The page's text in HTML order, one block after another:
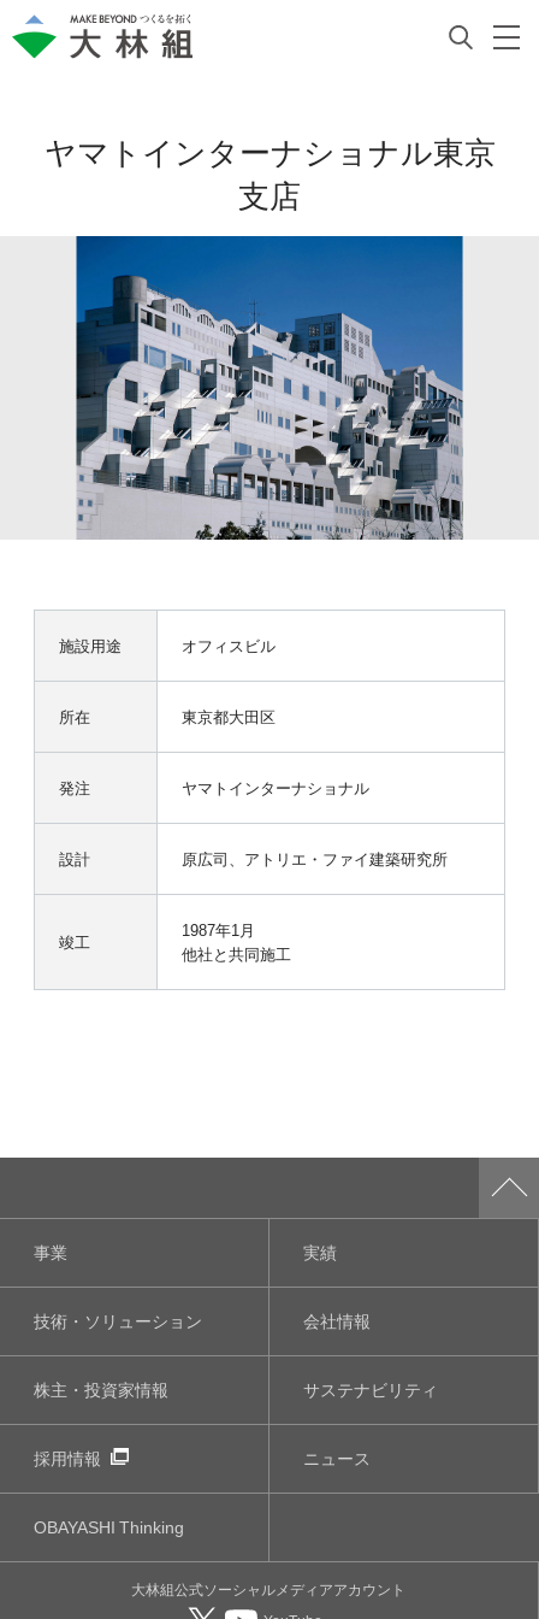
ヤマトインターナショナル東京
支店
施設用途 オフィスビル
所在 東京都大田区
発注 ヤマトインターナショナル
設計 原広司、アトリエ・ファイ建築研究所
竣工
1987年1月
他社と共同施工
事業 実績
技術・ソリューション 会社情報
株主・投資家情報 サステナビリティ
採用情報 ニュース
OBAYASHIThinking
大林組公式ソーシャルメディアアカウント